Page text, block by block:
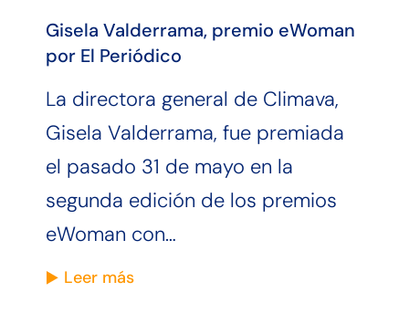
Gisela Valderrama, premio eWoman
por El Periódico
La directora general de Climava,
Gisela Valderrama, fue premiada
el pasado 31 de mayo en la
segunda edición de los premios
eWoman con…
Leer más